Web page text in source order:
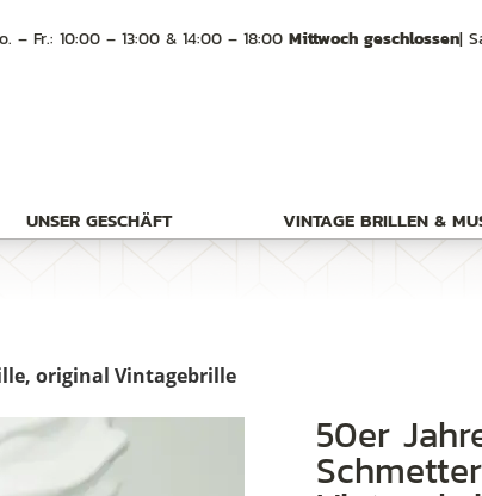
– Fr.: 10:00 – 13:00 & 14:00 – 18:00 Mittwoch geschlossen|
UNSER GESCHÄFT VINTAGE BRILLEN &
original Vintagebrille
50er Jahre Cateye Brille,